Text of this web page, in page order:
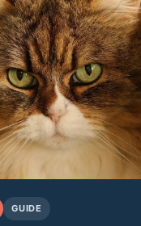
GUIDE